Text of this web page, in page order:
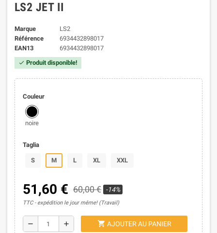
LS2 JET II
Marque
LS2
Référence
6934432898017
EAN13
6934432898017
check Produit disponible!
Couleur
noire
Taglia
S M L XL XXL
51,60 € 60,00 € -14%
TTC expédition le jour même! (Travail)
remove add shopping_cart AJOUTER AU PANIER